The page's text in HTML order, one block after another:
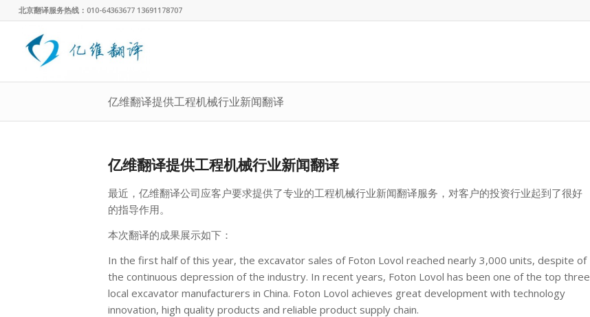
北京翻译服务热线：010-64363677 13691178707
亿维翻译提供工程机械行业新闻翻译
亿维翻译提供工程机械行业新闻翻译
最近，亿维翻译公司应客户要求提供了专业的工程机械行业新闻翻译服务，对客户的投资行业起到了很好
的指导作用。
本次翻译的成果展示如下：
In the first half of this year, the excavator sales of Foton Lovol reached nearly 3,000 units, despite of
the continuous depression of the industry. In recent years, Foton Lovol has been one of the top three
local excavator manufacturers in China. Foton Lovol achieves great development with technology
innovation, high quality products and reliable product supply chain.